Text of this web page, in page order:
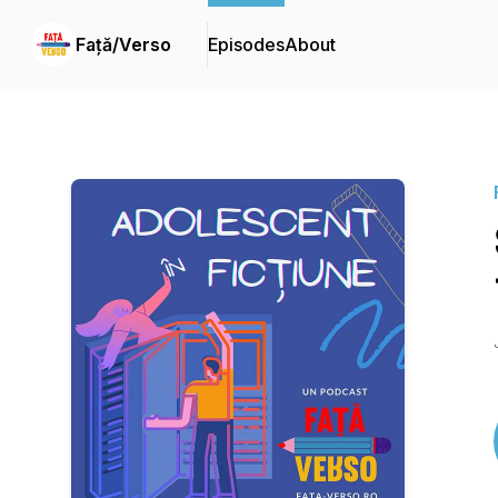
Față/Verso EpisodesAbout